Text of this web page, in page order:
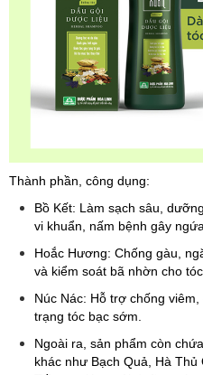
Thành phần, công dụng:
Bồ Kết: Làm sạch sâu,
vi khuẩn, nấm bệnh gây
Hoắc Hương: Chống gàu,
và kiểm soát bã nhờn cho
Núc Nác: Hỗ trợ chống
trạng tóc bạc sớm.
Ngoài ra, sản phẩm còn
khác như Bạch Quả, Hà